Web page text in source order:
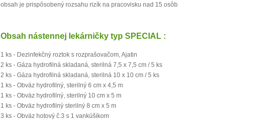
obsah je prispôsobený rozsahu rizík na pracovisku nad 15 osôb
Obsah nástennej lekárničky typ SPECIAL :
1 ks - Dezinfekčný roztok s rozprašovačom, Ajatin
2 ks - Gáza hydrofilná skladaná, sterilná 7,5 x 7,5 cm / 5 ks
2 ks - Gáza hydrofilná skladaná, sterilná 10 x 10 cm / 5 ks
1 ks - Obväz hydrofilný, sterilný 6 cm x 4,5 m
1 ks - Obväz hydrofilný, sterilný 10 cm x 5 m
1 ks - Obväz hydrofilný sterilný 8 cm x 5 m
3 ks - Obväz hotový č.3 s 1 vankúšikom